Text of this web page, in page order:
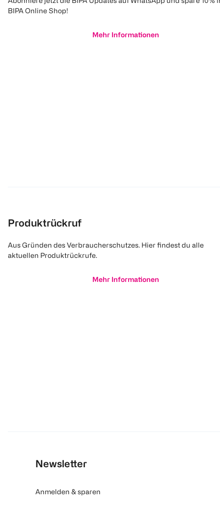
BIPA Online Shop!
Mehr Informationen
Produktrückruf
Aus Gründen des Verbraucherschutzes. Hier findest du alle
aktuellen Produktrückrufe.
Mehr Informationen
Newsletter
Anmelden & sparen